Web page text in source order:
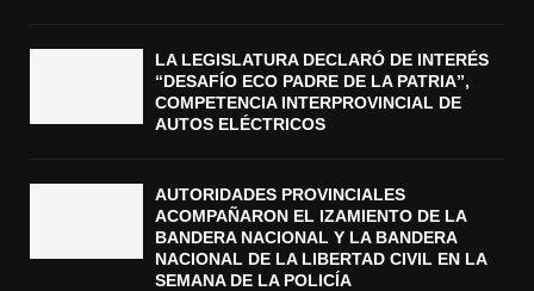
LA LEGISLATURA DECLARÓ DE INTERÉS
“DESAFÍO ECO PADRE DE LA PATRIA”,
COMPETENCIA INTERPROVINCIAL DE
AUTOS ELÉCTRICOS
AUTORIDADES PROVINCIALES
ACOMPAÑARON EL IZAMIENTO DE LA
BANDERA NACIONAL Y LA BANDERA
NACIONAL DE LA LIBERTAD CIVIL EN LA
SEMANA DE LA POLICÍA